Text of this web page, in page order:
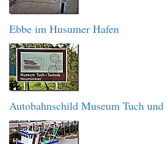
Ebbe im Husumer Hafen
Autobahnschild Museum Tuch